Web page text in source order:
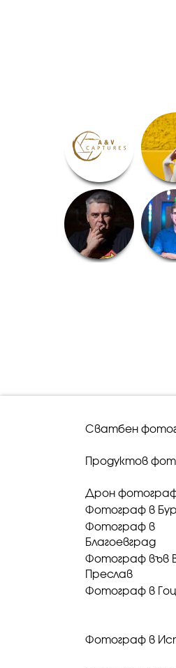
Сватбен
Продуктов
Дрон
Фотограф в
Фотограф в
Благоевград
Фотограф във
Преслав
Фотограф в
Фотограф в